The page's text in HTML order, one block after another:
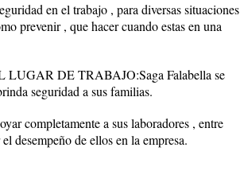
en el trabajo , para diversas situaciones
prevenir , que hacer cuando estas en una
DE TRABAJO:Saga Falabella se
seguridad a sus familias.
completamente a sus laboradores , entre
desempeño de ellos en la empresa.